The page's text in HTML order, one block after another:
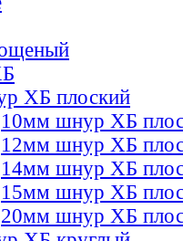
ХБ плоский
10мм шнур ХБ
12мм шнур ХБ
14мм шнур ХБ
15мм шнур ХБ
20мм шнур ХБ